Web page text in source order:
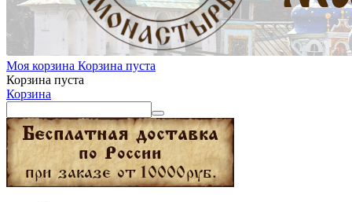
Моя корзина Корзина пуста
Корзина пуста
Корзина